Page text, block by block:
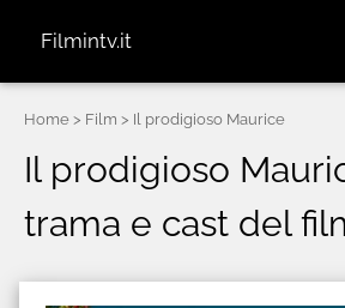
Filmintv.it
Home > Film > Il prodigioso Maurice
Il prodigioso
trama e cast del